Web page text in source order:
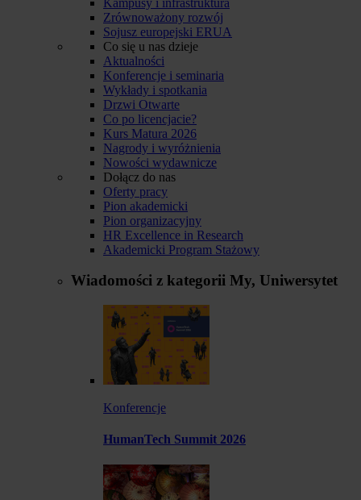
Zrównoważony rozwój
Sojusz europejski ERUA
Co się u nas dzieje
Aktualności
Konferencje i seminaria
Wykłady i spotkania
Drzwi Otwarte
Co po licencjacie?
Kurs Matura 2026
Nagrody i wyróżnienia
Nowości wydawnicze
Dołącz do nas
Oferty pracy
Pion akademicki
Pion organizacyjny
HR Excellence in Research
Akademicki Program Stażowy
Wiadomości z kategorii My, Uniwersytet
Konferencje
HumanTech Summit 2026